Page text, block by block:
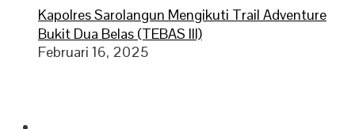
Kapolres Sarolangun Mengikuti Trail Adventure
Bukit Dua Belas (TEBAS III)
Februari 16, 2025